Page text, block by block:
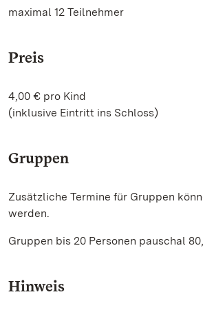
maximal 12 Teilnehmer
Preis
4,00 € pro Kind
(inklusive Eintritt ins Schloss)
Gruppen
Zusätzliche Termine für Gruppen
werden.
Gruppen bis 20 Personen pauschal
Hinweis